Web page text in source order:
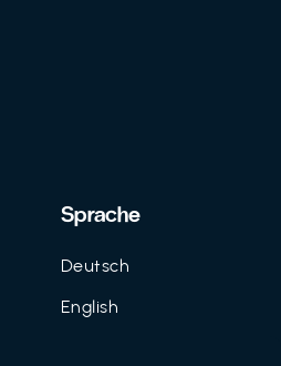
Sprache
Deutsch
English